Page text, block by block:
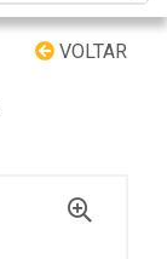
VOLTAR